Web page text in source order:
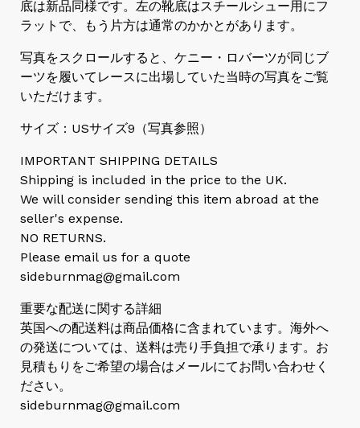
底は新品同様です。左の靴底はスチールシュー用にフ
ラットで、もう片方は通常のかかとがあります。
写真をスクロールすると、ケニー・ロバーツが同じブ
ーツを履いてレースに出場していた当時の写真をご覧
いただけます。
サイズ：USサイズ9（写真参照）
IMPORTANT SHIPPING DETAILS
Shipping is included in the price to the UK.
We will consider sending this item abroad at the
seller's expense.
NO RETURNS.
Please email us for a quote
sideburnmag@gmail.com
重要な配送に関する詳細
英国への配送料は商品価格に含まれています。海外へ
の発送については、送料は売り手負担で承ります。お
見積もりをご希望の場合はメールにてお問い合わせく
ださい。
sideburnmag@gmail.com